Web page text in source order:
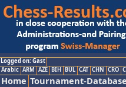
Logged on: Gast
Arabic ARM AZE BIH BUL CAT CHN CRO
Home Tournament-Database